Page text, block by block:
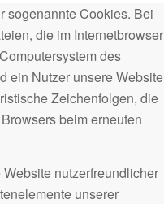
sogenannte Cookies. Bei
die im Internetbrowser
des
ein Nutzer unsere Website
Zeichenfolgen, die
beim erneuten
nutzerfreundlicher
unserer